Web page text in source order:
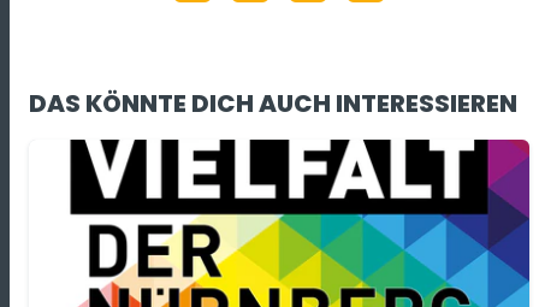
DAS KÖNNTE DICH AUCH INTERESSIEREN